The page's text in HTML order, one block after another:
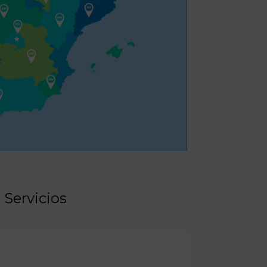
Servicios